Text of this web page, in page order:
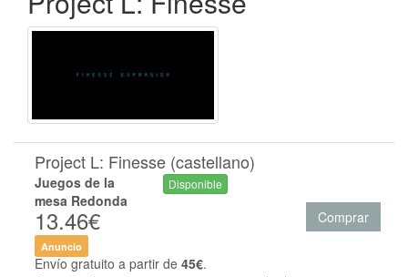
Project L: Finesse (castellano)
Juegos de la
mesa Redonda
13.46€
Disponible
Comprar
Anuncio
Envío gratuito a partir de 45€.